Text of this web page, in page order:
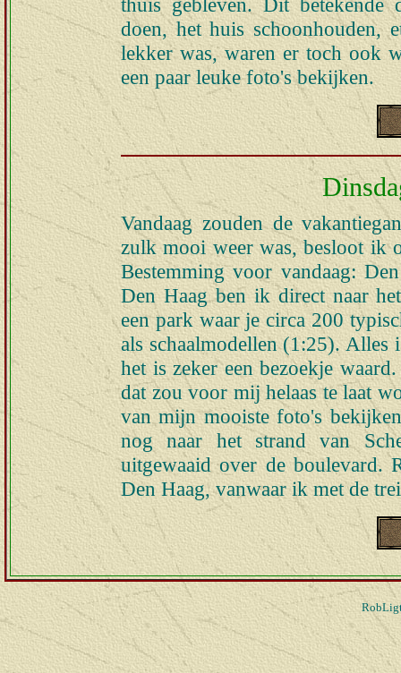
doen, het huis schoonhouden,
lekker was, waren er toch ook
een paar leuke foto's bekijken.
Vandaag zouden de
zulk mooi weer was, besloot ik
Bestemming voor vandaag:
Den Haag ben ik direct naar
een park waar je circa 200
als schaalmodellen (1:25). Alles
het is zeker een bezoekje
dat zou voor mij helaas te laat
van mijn mooiste foto's
nog naar het strand van
uitgewaaid over de
Den Haag, vanwaar ik met de